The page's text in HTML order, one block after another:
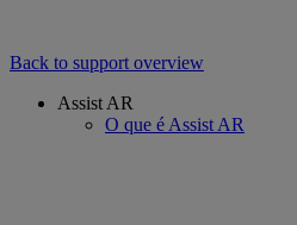
Back to support overview
Assist AR
O que é Assist AR